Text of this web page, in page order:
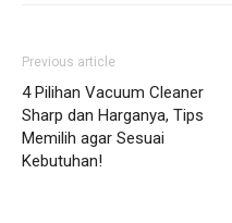
Previous article
4 Pilihan Vacuum Cleaner
Sharp dan Harganya, Tips
Memilih agar Sesuai
Kebutuhan!